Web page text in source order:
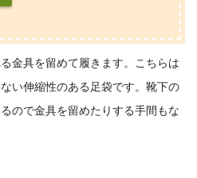
金具を留めて履きます。こちらは
い伸縮性のある足袋です。靴下の
ので金具を留めたりする手間もな